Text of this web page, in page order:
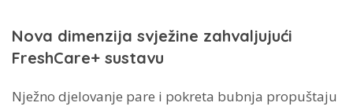
Nova dimenzija svježine zahvaljujući
FreshCare+ sustavu
Nježno djelovanje pare i pokreta bubnja propuštaju